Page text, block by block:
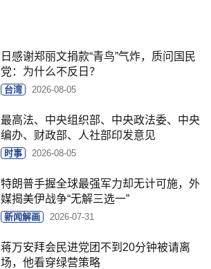
日感谢郑丽文捐款“青鸟”气炸，质问国民
党：为什么不反日？
台湾 2026-08-05
最高法、中央组织部、中央政法委、中央
编办、财政部、人社部印发意见
时事 2026-08-05
特朗普手握全球最强军力却无计可施，外
媒揭美伊战争“无解三选一”
新闻解画 2026-07-31
蒋万安拜会民进党团不到20分钟被请离
场，他看穿绿营策略